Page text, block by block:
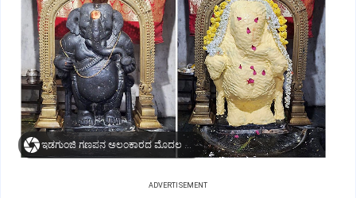
ಇಡಗುಂಜಿ ಗಣಪನ ಅಲಂಕಾರದ ಮೊದಲ ಹಾಗೂ ಬೆಣ್ಣೆ ಅಲಂಕಾರದ ಫೋಟೋ
ADVERTISEMENT